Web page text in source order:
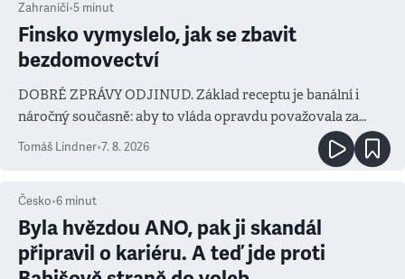
Zahraničí•5 minut
Finsko vymyslelo, jak se zbavit
bezdomovectví
DOBRÉ ZPRÁVY ODJINUD. Základ receptu je banální i
náročný současně: aby to vláda opravdu považovala za
prioritu
Tomáš Lindner•7. 8. 2026
Česko•6 minut
Byla hvězdou ANO, pak ji skandál
připravil o kariéru. A teď jde proti